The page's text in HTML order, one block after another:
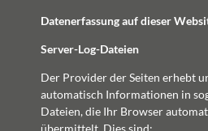
Datenerfassung auf dieser
Server-Log-Dateien
Der Provider der Seiten erhebt
automatisch Informationen in
Dateien, die Ihr Browser